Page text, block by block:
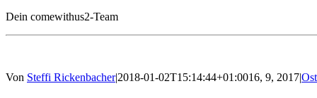
Dein comewithus2-Team
Von Steffi Rickenbacher|2018-01-02T15:14:44+01:0016, 9, 2017|